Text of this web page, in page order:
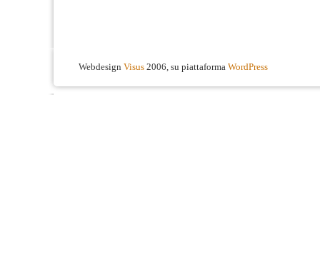
Webdesign Visus 2006, su piattaforma WordPress